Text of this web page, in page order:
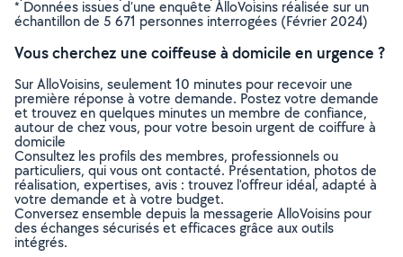
* Données issues d’une enquête AlloVoisins réalisée sur un
échantillon de 5 671 personnes interrogées (Février 2024)
Vous cherchez une coiffeuse à domicile en urgence ?
Sur AlloVoisins, seulement 10 minutes pour recevoir une
première réponse à votre demande. Postez votre demande
et trouvez en quelques minutes un membre de confiance,
autour de chez vous, pour votre besoin urgent de coiffure à
domicile
Consultez les profils des membres, professionnels ou
particuliers, qui vous ont contacté. Présentation, photos de
réalisation, expertises, avis : trouvez l'offreur idéal, adapté à
votre demande et à votre budget.
Conversez ensemble depuis la messagerie AlloVoisins pour
des échanges sécurisés et efficaces grâce aux outils
intégrés.